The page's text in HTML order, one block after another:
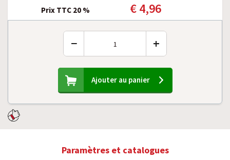
Prix TTC 20 %
€ 4,96
− +
Ajouter au panier
Paramètres et catalogues